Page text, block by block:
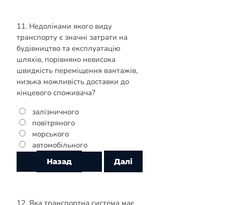
11. Недоліками якого виду
транспорту є значні затрати на
будівництво та експлуатацію
шляхів, порівняно невисока
швидкість переміщення вантажів,
низька можливість доставки до
кінцевого споживача?
залізничного
повітряного
морського
автомобільного